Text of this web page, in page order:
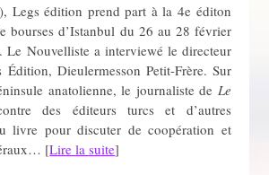
Legs édition prend part à la 4e éditon
bourses d’Istanbul du 26 au 28 février
Le Nouvelliste a interviewé le directeur
Dieulermesson Petit-Frère. Sur
anatolienne, le journaliste de Le
des éditeurs turcs et d’autres
livre pour discuter de coopération et
[Lire la suite]